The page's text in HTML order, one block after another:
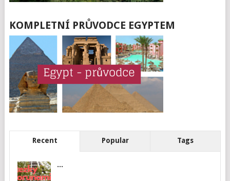
KOMPLETNÍ PRŮVODCE EGYPTEM
Recent Popular Tags
...